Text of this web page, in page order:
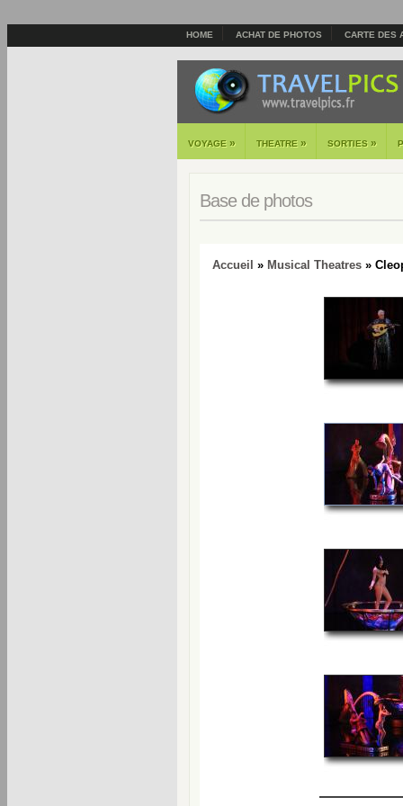
HOME ACHAT DE PHOTOS CARTE DES
VOYAGE » THEATRE » SORTIES »
Base de photos
Accueil » Musical Theatres »